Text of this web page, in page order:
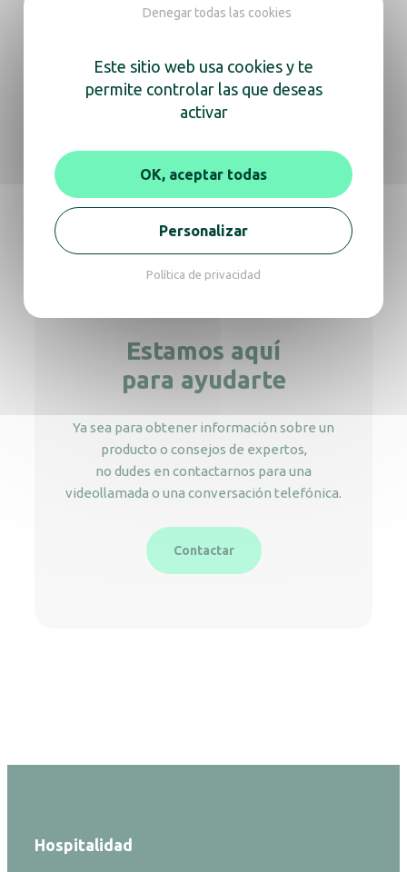
Dispensador de toallas de mano Yaliss
blanco
Yaliss Jumbo 400 negro mate
Estamos aquí
para ayudarte
Ya sea para obtener información sobre un
producto o consejos de expertos,
no dudes en contactarnos para una
videollamada o una conversación telefónica.
Contactar
Hospitalidad
Este sitio web usa cookies y te
permite controlar las que deseas
activar
OK, aceptar todas
Denegar todas las cookies
Personalizar
Política de privacidad